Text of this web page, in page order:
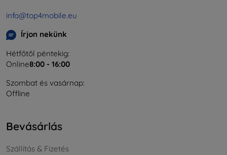
info@top4mobile.eu
Írjon nekünk
Hétfőtől péntekig:
Online8:00 - 16:00
Szombat és vasárnap:
Offline
Bevásárlás
Szállítás & Fizetés